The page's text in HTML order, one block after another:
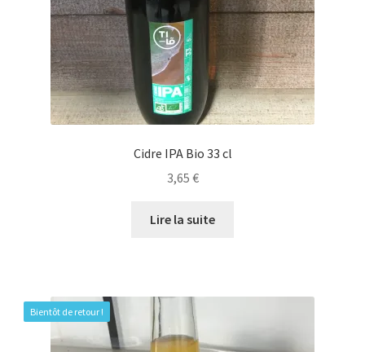
Cidre IPA Bio 33 cl
3,65 €
Lire la suite
Bientôt de retour !